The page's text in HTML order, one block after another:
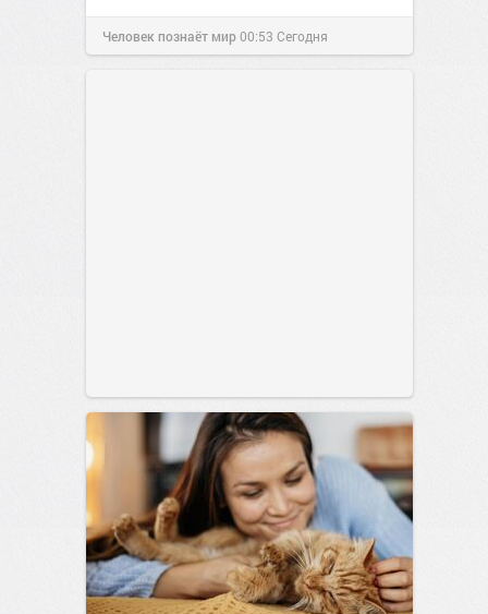
Человек познаёт мир00:53 Сегодня